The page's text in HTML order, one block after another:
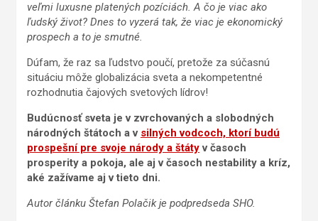
veľmi luxusne platených pozíciách. A čo je viac ako
ľudský život? Dnes to vyzerá tak, že viac je ekonomický
prospech a to je smutné.
Dúfam, že raz sa ľudstvo poučí, pretože za súčasnú
situáciu môže globalizácia sveta a nekompetentné
rozhodnutia čajových svetových lídrov!
Budúcnosť sveta je v zvrchovaných a slobodných
národných štátoch a v silných vodcoch, ktorí budú
prospešní pre svoje národy a štátyv časoch
prosperity a pokoja, ale aj v časoch nestability a kríz,
aké zažívame aj v tieto dni.
Autor článku Štefan Polačik je podpredseda SHO.